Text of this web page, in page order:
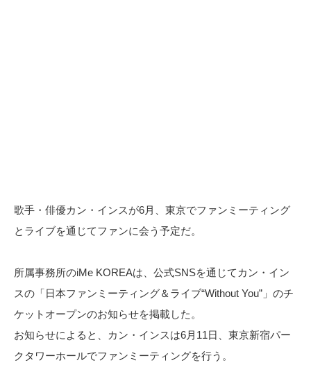
歌手・俳優カン・インスが6月、東京でファンミーティング
とライブを通じてファンに会う予定だ。
所属事務所のiMe KOREAは、公式SNSを通じてカン・イン
スの「日本ファンミーティング＆ライブ“Without You”」のチ
ケットオープンのお知らせを掲載した。
お知らせによると、カン・インスは6月11日、東京新宿パー
クタワーホールでファンミーティングを行う。